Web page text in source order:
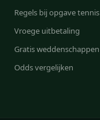
Regels bij opgave tennis
Vroege uitbetaling
Gratis weddenschappen
Odds vergelijken